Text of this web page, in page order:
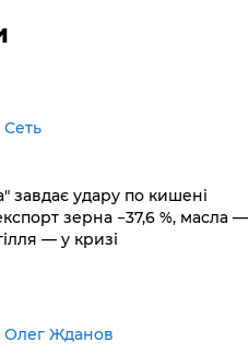
Сеть
завдає удару по кишені
зерна −37,6 %, масла —
— у кризі
Олег Жданов